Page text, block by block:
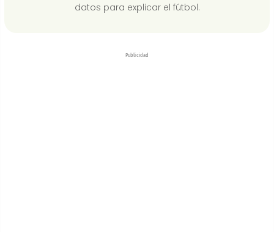
datos para explicar el fútbol.
Publicidad